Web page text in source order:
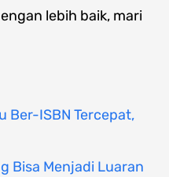
lebih baik, mari
Ber-ISBN Tercepat,
Bisa Menjadi Luaran